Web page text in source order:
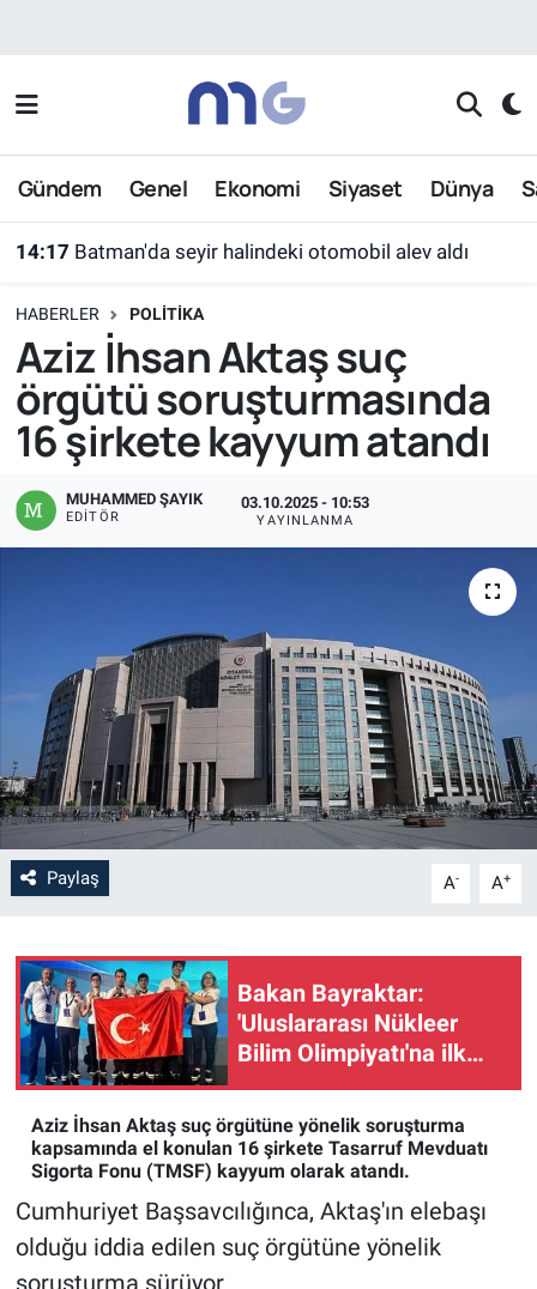
Gündem Genel Ekonomi Siyaset Dünya
14:17 Batman'da seyir halindeki otomobil alev aldı
HABERLER POLITIKA
Aziz İhsan Aktaş suç
örgütü soruşturmasında
16 şirkete kayyum atandı
MUHAMMED ŞAYIK
EDITÖR
03.10.2025 - 10:53
YAYINLANMA
Paylaş A- A+
Bakan Bayraktar:
'Uluslararası Nükleer
Bilim Olimpiyatı'na ilk
altın ve 3 bronz madalya
ile uluslararası arenaya
güçlü bir giriş yaptı'
Aziz İhsan Aktaş suç örgütüne yönelik soruşturma
kapsamında el konulan 16 şirkete Tasarruf Mevduatı
Sigorta Fonu (TMSF) kayyum olarak atandı.
Cumhuriyet Başsavcılığınca, Aktaş'ın elebaşı
olduğu iddia edilen suç örgütüne yönelik
soruşturma sürüyor.
Nöbetçi Eczaneler
Hava Durumu
Süper Lig Puan Durumu ve Fikstür
Tüm Manşetler
Son Dakika Haberleri
Haber Arşivi